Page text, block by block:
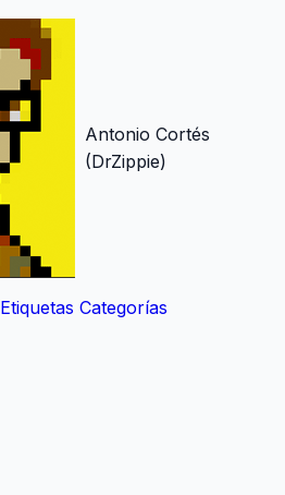
Antonio Cortés
(DrZippie)
Etiquetas Categorías